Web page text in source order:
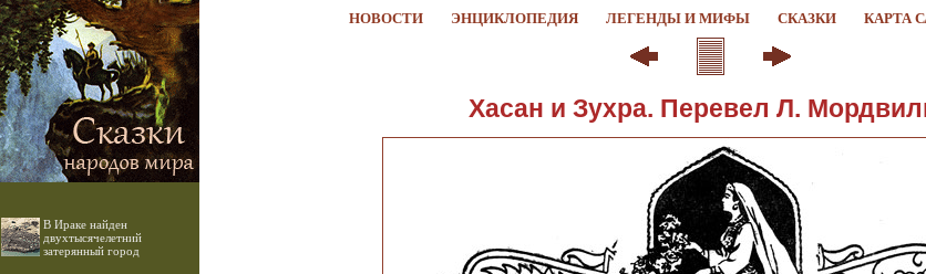
НОВОСТИ ЭНЦИКЛОПЕДИЯ ЛЕГЕНДЫ И МИФЫ СКАЗКИ КАРТА
В Ираке найден
двухтысячелетний
затерянный город
Хасан и Зухра. Перевел Л.